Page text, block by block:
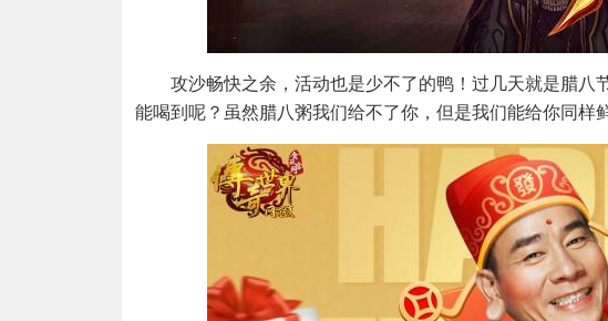
攻沙畅快之余，活动也是少不了的鸭！过几天就是腊八
能喝到呢？虽然腊八粥我们给不了你，但是我们能给你同样